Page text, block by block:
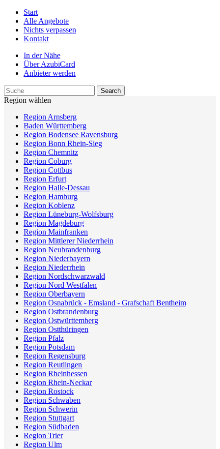
Start
Alle Angebote
Nichts verpassen
Kontakt
In der Nähe
Über AzubiCard
Anbieter werden
Region wählen
Region Arnsberg
Baden Württemberg
Region Bodensee Ravensburg
Region Bonn Rhein-Sieg
Region Chemnitz
Region Coburg
Region Cottbus
Region Erfurt
Region Halle-Dessau
Region Hamburg
Region Koblenz
Region Lüneburg-Wolfsburg
Region Magdeburg
Region Mainfranken
Region Mittlerer Niederrhein
Region Neubrandenburg
Region Niederbayern
Region Niederrhein
Region Nordschwarzwald
Region Nord Westfalen
Region Oberbayern
Region Osnabrück - Emsland - Grafschaft Bentheim
Region Ostbrandenburg
Region Ostwürttemberg
Region Ostthüringen
Region Pfalz
Region Potsdam
Region Regensburg
Region Reutlingen
Region Rheinhessen
Region Rhein-Neckar
Region Rostock
Region Schwaben
Region Schwerin
Region Stuttgart
Region Südbaden
Region Trier
Region Ulm